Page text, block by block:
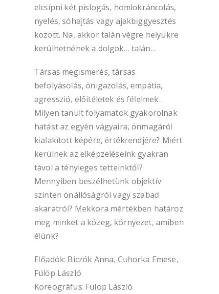
elcsípni két pislogás, homlokráncolás,
nyelés, sóhajtás vagy ajakbiggyesztés
között. Na, akkor talán végre helyükre
kerülhetnének a dolgok… talán…
Társas megismerés, társas
befolyásolás, önigazolás, empátia,
agresszió, előítéletek és félelmek…
Milyen tanult folyamatok gyakorolnak
hatást az egyén vágyaira, önmagáról
kialakított képére, értékrendjére? Miért
kerülnek az elképzeléseink gyakran
távol a tényleges tetteinktől?
Mennyiben beszélhetünk objektív
szinten önállóságról vagy szabad
akaratról? Mekkora mértékben határoz
meg minket a közeg, környezet, amiben
élünk?
Előadók: Biczók Anna, Cuhorka Emese,
Fülöp László
Koreográfus: Fülöp László